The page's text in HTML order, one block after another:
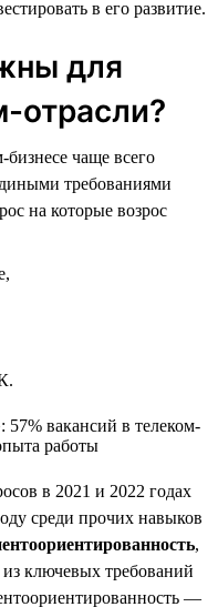
в его развитие.
для
отрасли?
чаще всего
требованиями
на которые возрос
в 2021 и 2022 годах
среди прочих навыков
,
ключевых требований
—